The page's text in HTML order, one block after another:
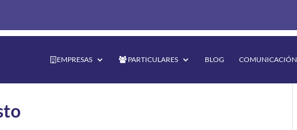
EMPRESAS PARTICULARES BLOG COMUNICACIÓN